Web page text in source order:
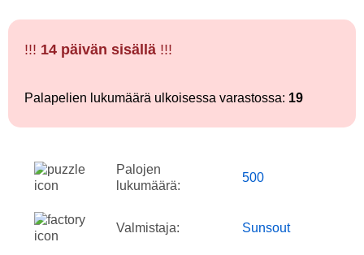
!!! 14 päivän sisällä !!!
Palapelien lukumäärä ulkoisessa varastossa: 19
Palojen
lukumäärä:
500
Valmistaja: Sunsout